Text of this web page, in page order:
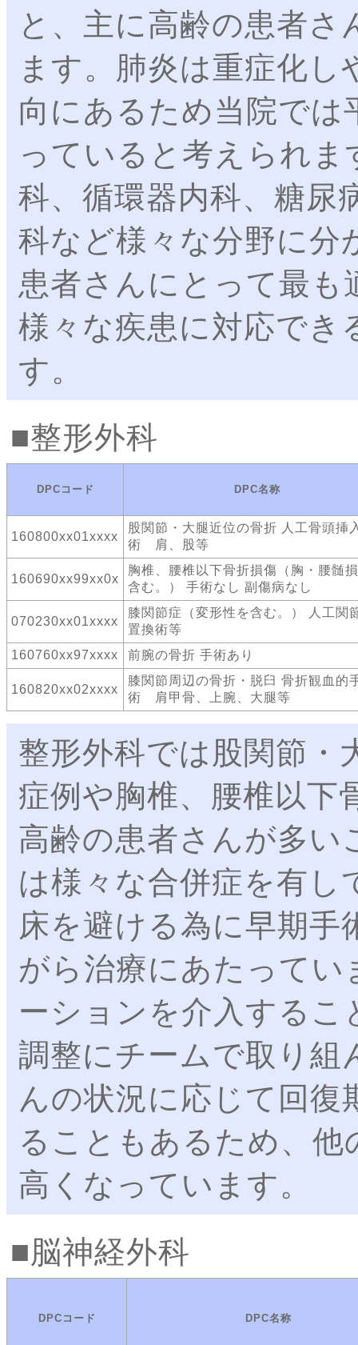
と、主に高齢の患者
ます。肺炎は重症化
向にあるため当院では
っていると考えられ
科、循環器内科、糖尿
科など様々な分野に分
患者さんにとって最も
様々な疾患に対応でき
す。
整形外科
DPCコード DPC名称
160800xx01xxxx
股関節・大腿近位の骨折 人工骨頭挿
術 肩、股等
160690xx99xx0x
胸椎、腰椎以下骨折損傷（胸・腰髄
含む。） 手術なし 副傷病なし
070230xx01xxxx
膝関節症（変形性を含む。） 人工関
置換術等
160760xx97xxxx
前腕の骨折 手術あり
160820xx02xxxx
膝関節周辺の骨折・脱臼 骨折観血的
術 肩甲骨、上腕、大腿等
整形外科では股関節・
症例や胸椎、腰椎以下
高齢の患者さんが多い
は様々な合併症を有し
床を避ける為に早期手
がら治療にあたって
ーションを介入する
調整にチームで取り組
んの状況に応じて回復
ることもあるため、
高くなっています。
脳神経外科
DPCコード DPC名称